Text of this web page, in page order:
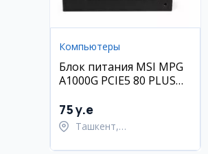
Компьютеры
Блок питания MSI MPG
A1000G PCIE5 80 PLUS
75 y.e
Ташкент,